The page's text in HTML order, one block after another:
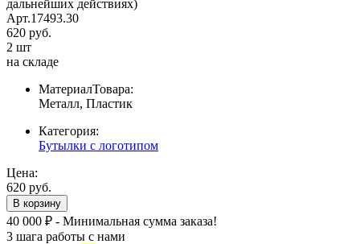
дальнейших действиях)
Арт.17493.30
620 руб.
2 шт
на складе
МатериалТовара:
Металл, Пластик
Категория:
Бутылки с логотипом
Цена:
620 руб.
В корзину
40 000 ₽ - Минимальная сумма заказа!
3 шага работы с нами